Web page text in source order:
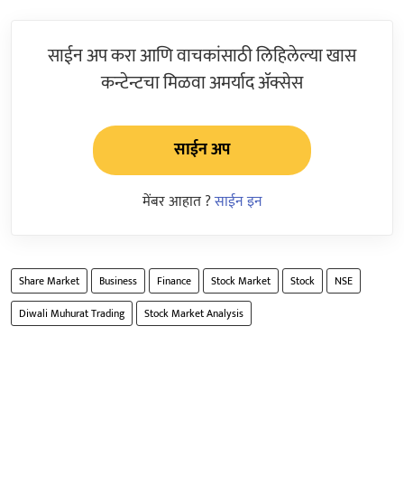
साईन अप करा आणि वाचकांसाठी लिहिलेल्या खास
कन्टेन्टचा मिळवा अमर्याद ॲक्सेस
साईन अप
मेंबर आहात ?साईन इन
Share Market Business Finance Stock Market Stock
NSE
Diwali Muhurat Trading
Stock Market Analysis